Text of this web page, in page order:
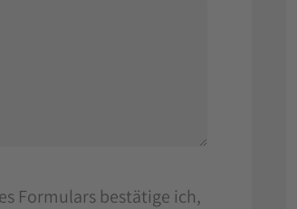
Formulars bestätige ich,